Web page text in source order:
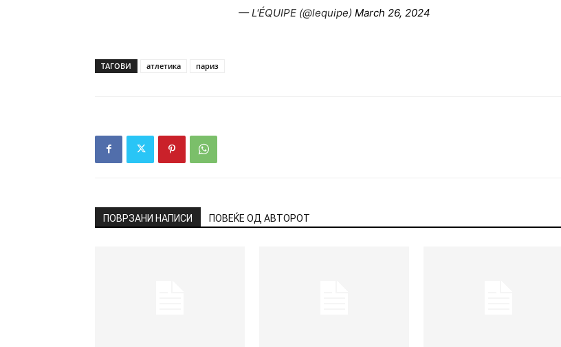
— L'ÉQUIPE (@lequipe) March 26, 2024
ТАГОВИ атлетика париз
ПОВРЗАНИ НАПИСИ ПОВЕЌЕ ОД АВТОРОТ